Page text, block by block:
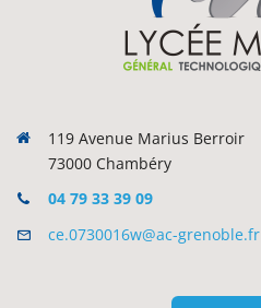
119 Avenue Marius Berroir
73000 Chambéry
04 79 33 39 09
ce.0730016w@ac-grenoble.fr